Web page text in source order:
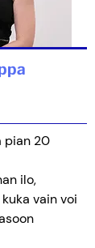
pian 20
ilo,
vain voi